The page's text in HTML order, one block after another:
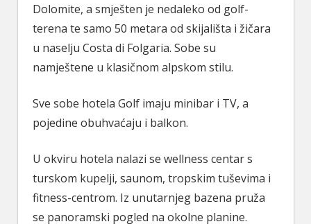
Dolomite, a smješten je nedaleko od golf-
terena te samo 50 metara od skijališta i žičara
u naselju Costa di Folgaria. Sobe su
namještene u klasičnom alpskom stilu.
Sve sobe hotela Golf imaju minibar i TV, a
pojedine obuhvaćaju i balkon.
U okviru hotela nalazi se wellness centar s
turskom kupelji, saunom, tropskim tuševima i
fitness-centrom. Iz unutarnjeg bazena pruža
se panoramski pogled na okolne planine.